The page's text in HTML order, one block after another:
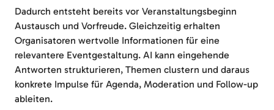
Dadurch entsteht bereits vor Veranstaltungsbeginn
Austausch und Vorfreude. Gleichzeitig erhalten
Organisatoren wertvolle Informationen für eine
relevantere Eventgestaltung. AI kann eingehende
Antworten strukturieren, Themen clustern und daraus
konkrete Impulse für Agenda, Moderation und Follow-up
ableiten.